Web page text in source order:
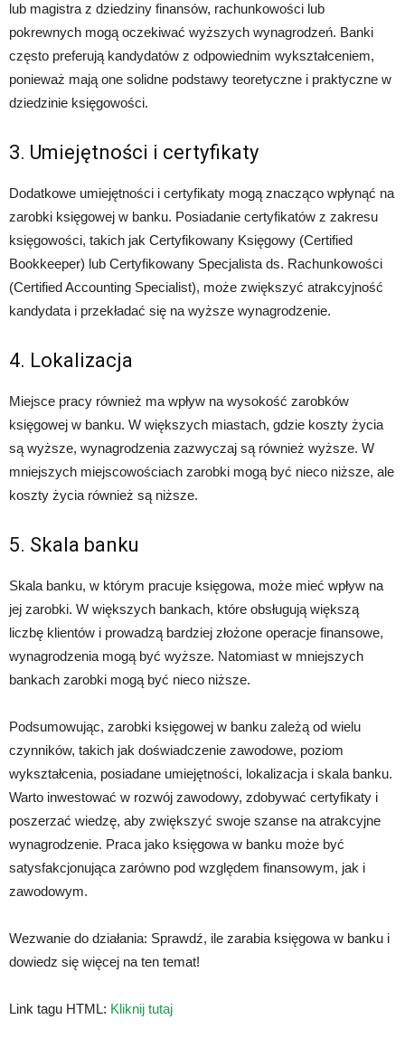
lub magistra z dziedziny finansów, rachunkowości lub
pokrewnych mogą oczekiwać wyższych wynagrodzeń. Banki
często preferują kandydatów z odpowiednim wykształceniem,
ponieważ mają one solidne podstawy teoretyczne i praktyczne w
dziedzinie księgowości.
3. Umiejętności i certyfikaty
Dodatkowe umiejętności i certyfikaty mogą znacząco wpłynąć na
zarobki księgowej w banku. Posiadanie certyfikatów z zakresu
księgowości, takich jak Certyfikowany Księgowy (Certified
Bookkeeper) lub Certyfikowany Specjalista ds. Rachunkowości
(Certified Accounting Specialist), może zwiększyć atrakcyjność
kandydata i przekładać się na wyższe wynagrodzenie.
4. Lokalizacja
Miejsce pracy również ma wpływ na wysokość zarobków
księgowej w banku. W większych miastach, gdzie koszty życia
są wyższe, wynagrodzenia zazwyczaj są również wyższe. W
mniejszych miejscowościach zarobki mogą być nieco niższe, ale
koszty życia również są niższe.
5. Skala banku
Skala banku, w którym pracuje księgowa, może mieć wpływ na
jej zarobki. W większych bankach, które obsługują większą
liczbę klientów i prowadzą bardziej złożone operacje finansowe,
wynagrodzenia mogą być wyższe. Natomiast w mniejszych
bankach zarobki mogą być nieco niższe.
Podsumowując, zarobki księgowej w banku zależą od wielu
czynników, takich jak doświadczenie zawodowe, poziom
wykształcenia, posiadane umiejętności, lokalizacja i skala banku.
Warto inwestować w rozwój zawodowy, zdobywać certyfikaty i
poszerzać wiedzę, aby zwiększyć swoje szanse na atrakcyjne
wynagrodzenie. Praca jako księgowa w banku może być
satysfakcjonująca zarówno pod względem finansowym, jak i
zawodowym.
Wezwanie do działania: Sprawdź, ile zarabia księgowa w banku i
dowiedz się więcej na ten temat!
Link tagu HTML: Kliknij tutaj